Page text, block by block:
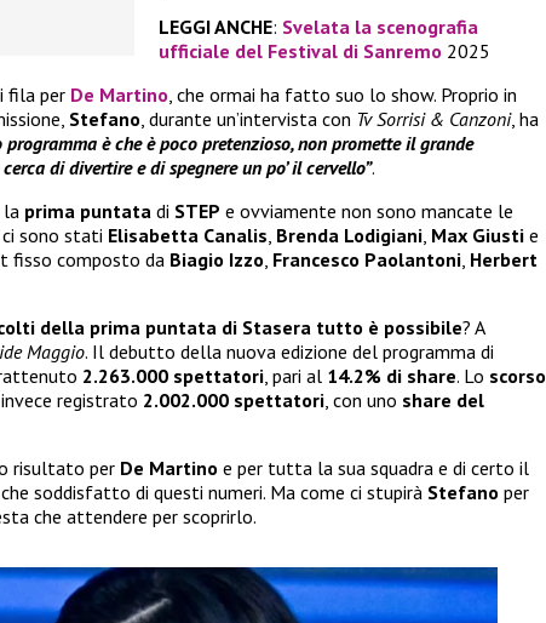
LEGGI ANCHE: Svelata la scenografia
ufficiale del Festival di Sanremo 2025
fila per De Martino, che ormai ha fatto suo lo show. Proprio in
Stefano, durante un’intervista con Tv Sorrisi & Canzoni, ha
programma è che è poco pretenzioso, non promette il grande
di divertire e di spegnere un po’ il cervello”.
la prima puntata di STEP e ovviamente non sono mancate le
sono stati Elisabetta Canalis, Brenda Lodigiani, Max Giusti e
fisso composto da Biagio Izzo, Francesco Paolantoni, Herbert
della prima puntata di Stasera tutto è possibile? A
Maggio. Il debutto della nuova edizione del programma di
2.263.000 spettatori, pari al 14.2% di share. Lo scorso
registrato 2.002.000 spettatori, con uno share del
risultato per De Martino e per tutta la sua squadra e di certo il
soddisfatto di questi numeri. Ma come ci stupirà Stefano per
che attendere per scoprirlo.